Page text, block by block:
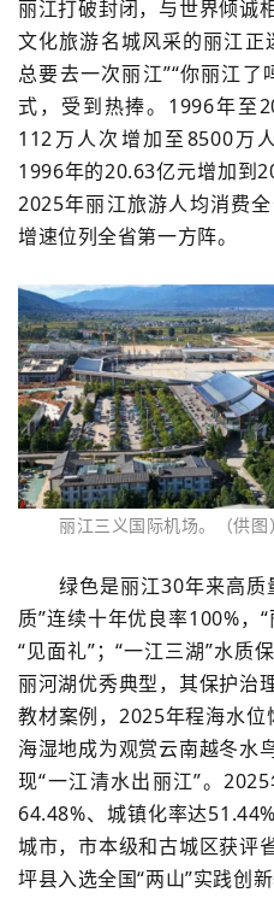
丽江打破封闭，与世界倾诚
文化旅游名城风采的丽江正
总要去一次丽江”“你丽江
式，受到热捧。1996年至
112万人次增加至8500万
1996年的20.63亿元增加到
2025年丽江旅游人均消费
增速位列全省第一方阵。
丽江三义国际机场。（供图）
绿色是丽江30年来高质
质”连续十年优良率100%，
“见面礼”；“一江三湖”水质
丽河湖优秀典型，其保护治
教材案例，2025年程海水
海湿地成为观赏云南越冬水
现“一江清水出丽江”。
64.48%、城镇化率达‌
城市，市本级和古城区获评
坪县入选全国“两山”实践创新